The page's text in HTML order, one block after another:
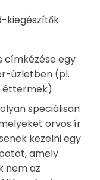
kiegészítők
címkézése egy
üzletben (pl.
éttermek)
speciálisan
orvos ír
kezelni egy
amely
nem az